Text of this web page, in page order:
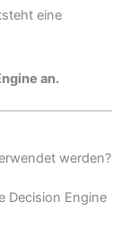
eine
an.
werden?
Decision Engine